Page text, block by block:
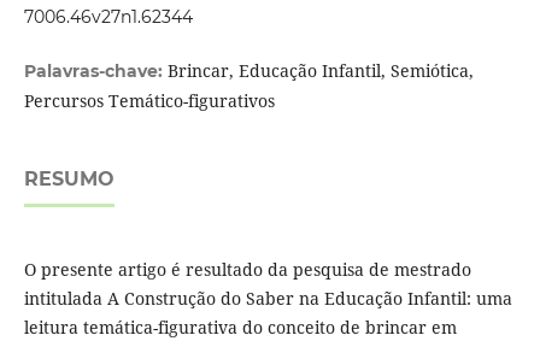
7006.46v27n1.62344
Palavras-chave: Brincar, Educação Infantil, Semiótica,
Percursos Temático-figurativos
RESUMO
O presente artigo é resultado da pesquisa de mestrado
intitulada A Construção do Saber na Educação Infantil: uma
leitura temática-figurativa do conceito de brincar em